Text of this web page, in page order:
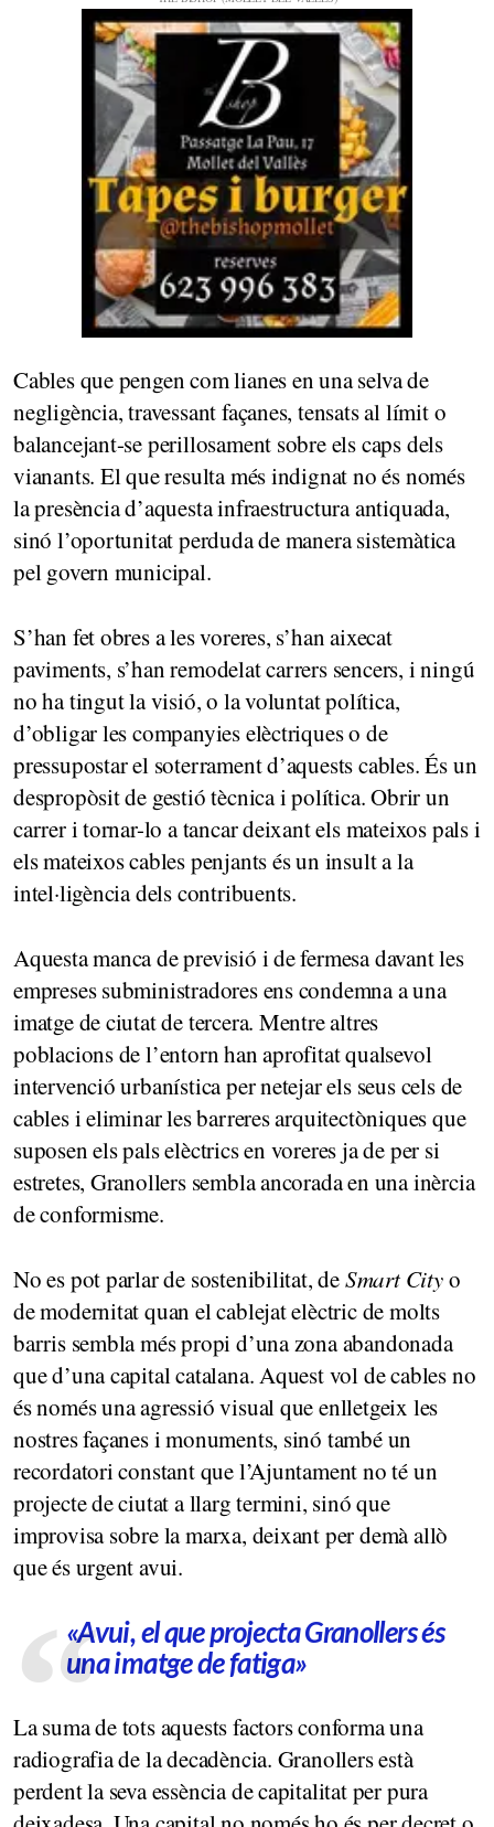
Cables que pengen com lianes en una selva de
negligència, travessant façanes, tensats al límit o
balancejant-se perillosament sobre els caps dels
vianants. El que resulta més indignat no és només
la presència d’aquesta infraestructura antiquada,
sinó l’oportunitat perduda de manera sistemàtica
pel govern municipal.
S’han fet obres a les voreres, s’han aixecat
paviments, s’han remodelat carrers sencers, i ningú
no ha tingut la visió, o la voluntat política,
d’obligar les companyies elèctriques o de
pressupostar el soterrament d’aquests cables. És un
despropòsit de gestió tècnica i política. Obrir un
carrer i tornar-lo a tancar deixant els mateixos pals i
els mateixos cables penjants és un insult a la
intel·ligència dels contribuents.
Aquesta manca de previsió i de fermesa davant les
empreses subministradores ens condemna a una
imatge de ciutat de tercera. Mentre altres
poblacions de l’entorn han aprofitat qualsevol
intervenció urbanística per netejar els seus cels de
cables i eliminar les barreres arquitectòniques que
suposen els pals elèctrics en voreres ja de per si
estretes, Granollers sembla ancorada en una inèrcia
de conformisme.
No es pot parlar de sostenibilitat, deSmart Cityo
de modernitat quan el cablejat elèctric de molts
barris sembla més propi d’una zona abandonada
que d’una capital catalana. Aquest vol de cables no
és només una agressió visual que enlletgeix les
nostres façanes i monuments, sinó també un
recordatori constant que l’Ajuntament no té un
projecte de ciutat a llarg termini, sinó que
improvisa sobre la marxa, deixant per demà allò
que és urgent avui.
«Avui, el que projecta Granollers és
una imatge de fatiga»
La suma de tots aquests factors conforma una
radiografia de la decadència. Granollers està
perdent la seva essència de capitalitat per pura